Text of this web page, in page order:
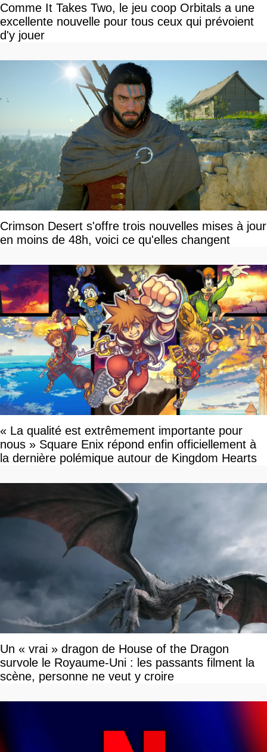
Comme It Takes Two, le jeu coop Orbitals a une
excellente nouvelle pour tous ceux qui prévoient
d'y jouer
Crimson Desert s'offre trois nouvelles mises à jour
en moins de 48h, voici ce qu'elles changent
« La qualité est extrêmement importante pour
nous » Square Enix répond enfin officiellement à
la dernière polémique autour de Kingdom Hearts
Un « vrai » dragon de House of the Dragon
survole le Royaume-Uni : les passants filment la
scène, personne ne veut y croire